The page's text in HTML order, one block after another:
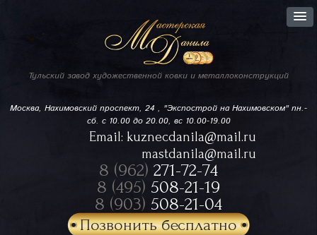
Тульский завод художественной ковки и металлоконструкций
Москва, Нахимовский проспект, 24 , "Экспострой на Нахимовском"пн.-
сб. с 10.00 до 20.00, вс 10.00-19.00
Email: kuznecdanila@mail.ru
mastdanila@mail.ru
8 (962) 271-72-74
8 (495) 508-21-19
8 (903) 508-21-04
Позвонить бесплатно